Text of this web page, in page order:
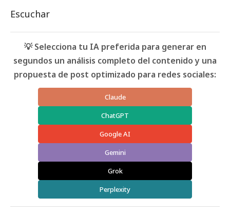
Escuchar
💡 Selecciona tu IA preferida para generar en
segundos un análisis completo del contenido y una
propuesta de post optimizado para redes sociales:
Claude
ChatGPT
Google AI
Gemini
Grok
Perplexity